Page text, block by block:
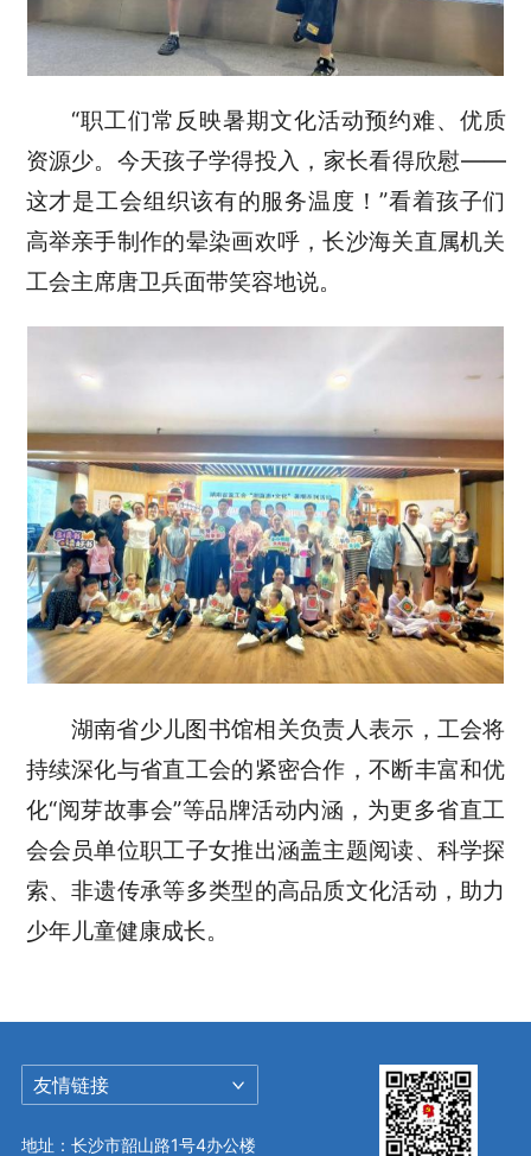
“职工们常反映暑期文化活动预约难、优质
资源少。今天孩子学得投入，家长看得欣慰——
这才是工会组织该有的服务温度！”看着孩子们
高举亲手制作的晕染画欢呼，长沙海关直属机关
工会主席唐卫兵面带笑容地说。
湖南省少儿图书馆相关负责人表示，工会将
持续深化与省直工会的紧密合作，不断丰富和优
化“阅芽故事会”等品牌活动内涵，为更多省直工
会会员单位职工子女推出涵盖主题阅读、科学探
索、非遗传承等多类型的高品质文化活动，助力
少年儿童健康成长。
友情链接
地址：长沙市韶山路1号4办公楼